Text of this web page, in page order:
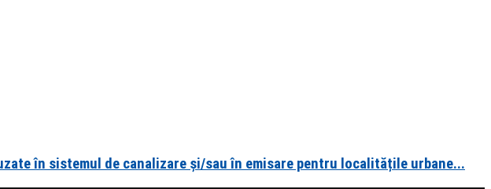
în sistemul de canalizare și/sau în emisare pentru localitățile urbane...